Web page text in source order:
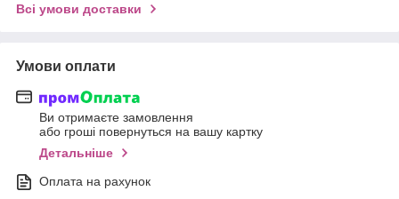
Всі умови доставки
Умови оплати
Ви отримаєте замовлення
або гроші повернуться на вашу картку
Детальніше
Оплата на рахунок